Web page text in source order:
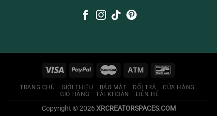
TRANG CHỦ GIỚI THIỆU BẢO MẬT ĐỔI TRẢ
CỬA HÀNG
GIỎ HÀNG
TÀI KHOẢN LIÊN HỆ
Copyright © 2026 XRCREATORSPACES.COM